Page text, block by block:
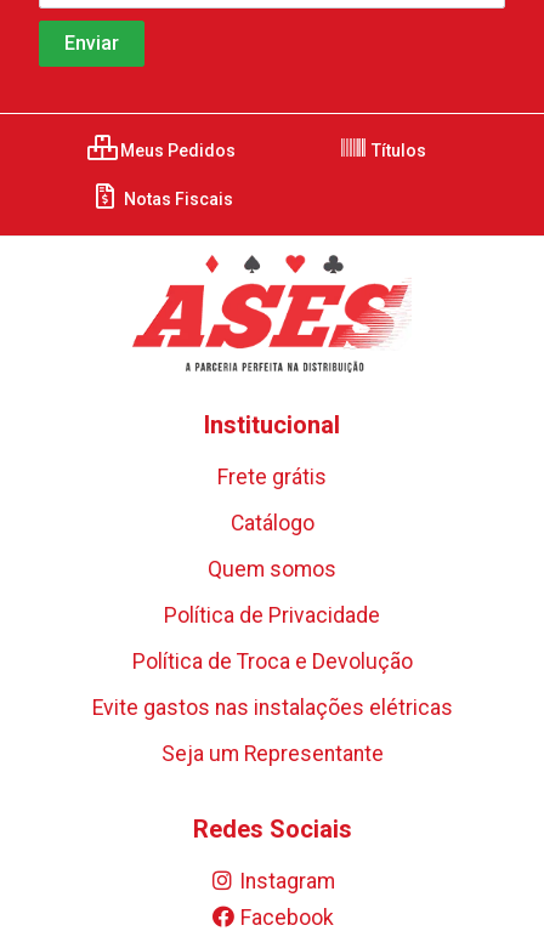
Meus Pedidos Títulos
Notas Fiscais
Institucional
Frete grátis
Catálogo
Quem somos
Política de Privacidade
Política de Troca e Devolução
Evite gastos nas instalações elétricas
Seja um Representante
Redes Sociais
Instagram
Facebook